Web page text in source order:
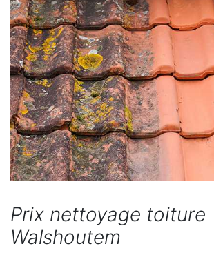
Prix nettoyage toiture
Walshoutem